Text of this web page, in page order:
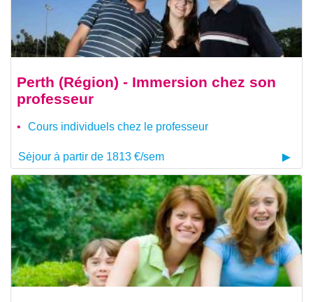
Perth (Région) - Immersion chez son
professeur
Cours individuels chez le professeur
Séjour à partir de 1813 €/sem